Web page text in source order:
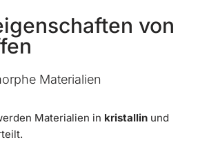
von
Materialien
Materialien in kristallin und